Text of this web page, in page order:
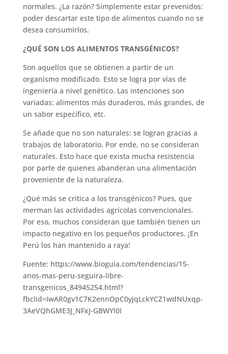
normales. ¿La razón? Simplemente estar prevenidos:
poder descartar este tipo de alimentos cuando no se
desea consumirlos.
¿QUÉ SON LOS ALIMENTOS TRANSGÉNICOS?
Son aquellos que se obtienen a partir de un
organismo modificado. Esto se logra por vías de
ingeniería a nivel genético. Las intenciones son
variadas: alimentos más duraderos, más grandes, de
un sabor específico, etc.
Se añade que no son naturales: se logran gracias a
trabajos de laboratorio. Por ende, no se consideran
naturales. Esto hace que exista mucha resistencia
por parte de quienes abanderan una alimentación
proveniente de la naturaleza.
¿Qué más se critica a los transgénicos? Pues, que
merman las actividades agrícolas convencionales.
Por eso, muchos consideran que también tienen un
impacto negativo en los pequeños productores. ¡En
Perú los han mantenido a raya!
Fuente: https://www.bioguia.com/tendencias/15-
anos-mas-peru-seguira-libre-
transgenicos_84945254.html?
fbclid=IwAR0gv1C7K2ennOpC0yjqLckYCZ1wdNUxqp-
3AeVQhGME3J_NFxJ-GBWYl0I